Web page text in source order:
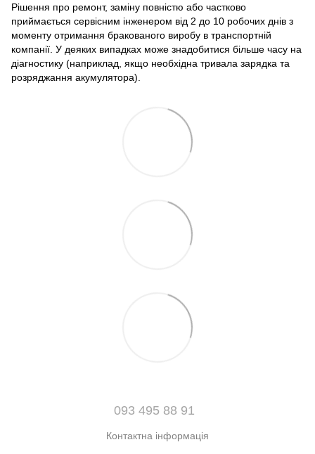
Рішення про ремонт, заміну повністю або частково
приймається сервісним інженером від 2 до 10 робочих днів з
моменту отримання бракованого виробу в транспортній
компанії. У деяких випадках може знадобитися більше часу на
діагностику (наприклад, якщо необхідна тривала зарядка та
розряджання акумулятора).
093 495 88 91
Контактна інформація